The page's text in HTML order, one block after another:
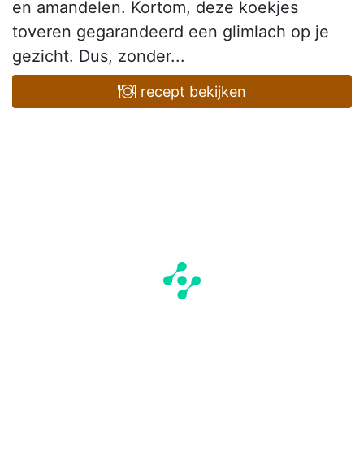
en amandelen. Kortom, deze koekjes
toveren gegarandeerd een glimlach op je
gezicht. Dus, zonder...
recept bekijken